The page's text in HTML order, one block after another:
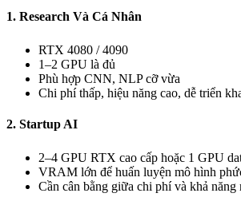
1. Research Và Cá Nhân
RTX 4080 / 4090
1–2 GPU là đủ
Phù hợp CNN, NLP cỡ vừa
Chi phí thấp, hiệu năng cao, dễ triển
2. Startup AI
2–4 GPU RTX cao cấp hoặc 1 GPU
VRAM lớn để huấn luyện mô hình
Cần cân bằng giữa chi phí và khả năng